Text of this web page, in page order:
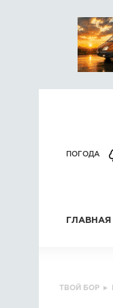
ПОГОДА
ГЛАВНАЯ
ТВОЙ БОР ▸